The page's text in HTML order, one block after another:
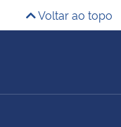
Voltar ao topo